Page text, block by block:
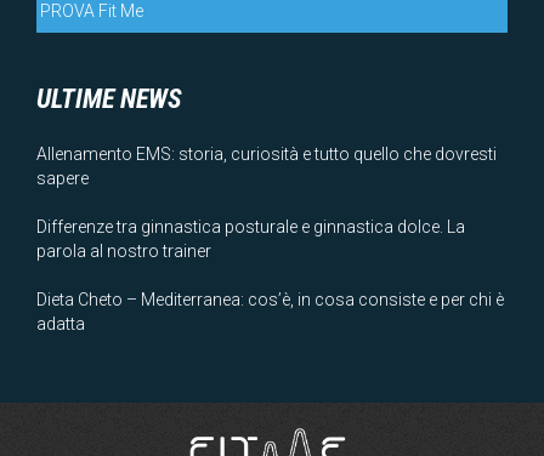
PROVA Fit Me
ULTIME NEWS
Allenamento EMS: storia, curiosità e tutto quello che dovresti
sapere
Differenze tra ginnastica posturale e ginnastica dolce. La
parola al nostro trainer
Dieta Cheto – Mediterranea: cos’è, in cosa consiste e per chi è
adatta